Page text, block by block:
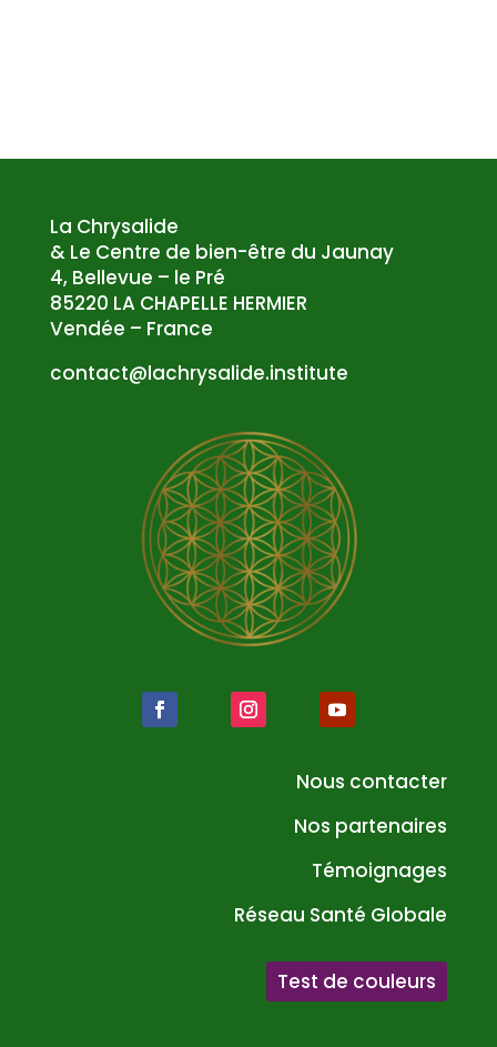
La Chrysalide
& Le Centre de bien-être du Jaunay
4, Bellevue – le Pré
85220 LA CHAPELLE HERMIER
Vendée – France
etuti
tsni.
edila
syrhc
al@tc
atnoc
Nous contacter
Nos partenaires
Témoignages
Réseau Santé Globale
Test de couleurs